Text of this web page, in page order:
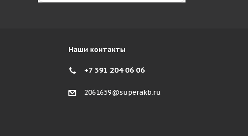
Наши контакты
+7 391 204 06 06
2061659@superakb.ru